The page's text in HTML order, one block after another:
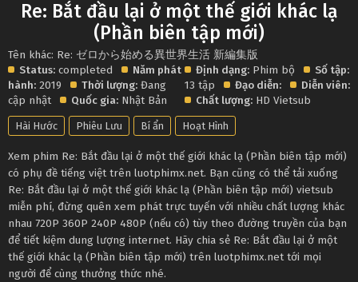
Re: Bắt đầu lại ở một thế giới khác lạ
(Phần biên tập mới)
Tên khác: Re: ゼロから始める異世界生活 新編集版
Status: completed
Năm phát
hành: 2019 Thời lượng: Đang
cập nhật
Quốc gia: Nhật Bản
Định dạng: Phim bộ
Số tập:
13 tập
Đạo diễn:
Diễn viên:
Chất lượng: HD Vietsub
Hài Hước Phiêu Lưu Bí ẩn Hoạt Hình
Xem phim Re: Bắt đầu lại ở một thế giới khác lạ (Phần biên tập mới)
có phụ đề tiếng việt trên luotphimx.net. Bạn cũng có thể tải xuống
Re: Bắt đầu lại ở một thế giới khác lạ (Phần biên tập mới) vietsub
miễn phí, đừng quên xem phát trực tuyến với nhiều chất lượng khác
nhau 720P 360P 240P 480P (nếu có) tùy theo đường truyền của bạn
để tiết kiệm dung lượng internet. Hãy chia sẻ Re: Bắt đầu lại ở một
thế giới khác lạ (Phần biên tập mới) trên luotphimx.net tới mọi
người để cùng thưởng thức nhé.